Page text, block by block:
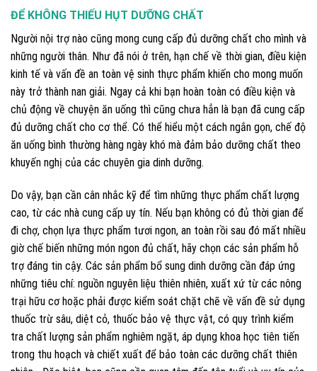
ĐỂ KHÔNG THIẾU HỤT DƯỠNG CHẤT
Người nội trợ nào cũng mong cung cấp đủ dưỡng chất cho mình và
những người thân. Như đã nói ở trên, hạn chế về thời gian, điều kiện
kinh tế và vấn đề an toàn vệ sinh thực phẩm khiến cho mong muốn
này trở thành nan giải. Ngay cả khi bạn hoàn toàn có điều kiện và
chủ động về chuyện ăn uống thì cũng chưa hẳn là bạn đã cung cấp
đủ dưỡng chất cho cơ thể. Có thể hiểu một cách ngắn gọn, chế độ
ăn uống bình thường hàng ngày khó mà đảm bảo dưỡng chất theo
khuyến nghị của các chuyên gia dinh dưỡng.
Do vậy, bạn cần cân nhắc kỹ để tìm những thực phẩm chất lượng
cao, từ các nhà cung cấp uy tín. Nếu bạn không có đủ thời gian để
đi chợ, chọn lựa thực phẩm tươi ngon, an toàn rồi sau đó mất nhiều
giờ chế biến những món ngon đủ chất, hãy chọn các sản phẩm hỗ
trợ đáng tin cậy. Các sản phẩm bổ sung dinh dưỡng cần đáp ứng
những tiêu chí: nguồn nguyên liệu thiên nhiên, xuất xứ từ các nông
trại hữu cơ hoặc phải được kiểm soát chặt chẽ về vấn đề sử dụng
thuốc trừ sâu, diệt cỏ, thuốc bảo vệ thực vật, có quy trình kiểm
tra chất lượng sản phẩm nghiêm ngặt, áp dụng khoa học tiên tiến
trong thu hoạch và chiết xuất để bảo toàn các dưỡng chất thiên